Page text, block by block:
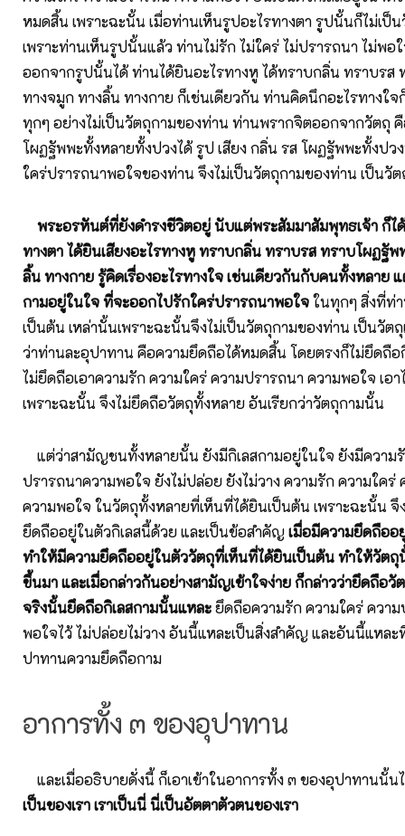
หมดสิ้น เพราะฉะนั้น เมื่อท่านเห็นรูปอะไรทางตา รูปนั้นก็ไม่เป็
เพราะท่านเห็นรูปนั้นแล้ว ท่านไม่รัก ไม่ใคร่ ไม่ปรารถนา ไม่พอ
ออกจากรูปนั้นได้ ท่านได้ยินอะไรทางหู ได้ทราบกลิ่น ทราบรส
ทางจมูก ทางลิ้น ทางกาย ก็เช่นเดียวกัน ท่านคิดนึกอะไรทางใจ
ทุกๆ อย่างไม่เป็นวัตถุกามของท่าน ท่านพรากจิตออกจากวัตถุ
โผฏฐัพพะทั้งหลายทั้งปวงได้ รูป เสียง กลิ่น รส โผฏฐัพพะทั้งปว
ใคร่ปรารถนาพอใจของท่าน จึงไม่เป็นวัตถุกามของท่าน เป็นวัต
พระอรหันต์ที่ยังดำรงชีวิตอยู่ นับแต่พระสัมมาสัมพุทธเจ้า ก็ไ
ทางตา ได้ยินเสียงอะไรทางหู ทราบกลิ่น ทราบรส ทราบโผฏฐัพ
ลิ้น ทางกาย รู้คิดเรื่องอะไรทางใจ เช่นเดียวกันกับคนทั้งหลาย
กามอยู่ในใจ ที่จะออกไปรักใคร่ปรารถนาพอใจในทุกๆ สิ่งที่ท่
เป็นต้น เหล่านั้นเพราะฉะนั้นจึงไม่เป็นวัตถุกามของท่าน เป็นวัต
ว่าท่านละอุปาทาน คือความยึดถือได้หมดสิ้น โดยตรงก็ไม่ยึดถือ
ไม่ยึดถือเอาความรัก ความใคร่ ความปรารถนา ความพอใจ เอ
เพราะฉะนั้น จึงไม่ยึดถือวัตถุทั้งหลาย อันเรียกว่าวัตถุกามนั้น
แต่ว่าสามัญชนทั้งหลายนั้น ยังมีกิเลสกามอยู่ในใจ ยังมีความ
ปรารถนาความพอใจ ยังไม่ปล่อย ยังไม่วาง ความรัก ความใคร่
ความพอใจ ในวัตถุทั้งหลายที่เห็นที่ได้ยินเป็นต้น เพราะฉะนั้น จึ
ยึดถืออยู่ในตัวกิเลสนี้ด้วย และเป็นข้อสำคัญเมื่อมีความยึดถืออ
ทำให้มีความยึดถืออยู่ในตัววัตถุที่เห็นที่ได้ยินเป็นต้น ทำให้วัตถุ
ขึ้นมา และเมื่อกล่าวกันอย่างสามัญเข้าใจง่าย ก็กล่าวว่ายึดถือ
จริงนั้นยึดถือกิเลสกามนั้นแหละยึดถือความรัก ความใคร่ ควา
พอใจไว้ ไม่ปล่อยไม่วาง อันนี้แหละเป็นสิ่งสำคัญ และอันนี้แหละ
ปาทานความยึดถือกาม
อาการทั้ง ๓ ของอุปาทาน
และเมื่ออธิบายดั่งนี้ ก็เอาเข้าในอาการทั้ง ๓ ของอุปาทานนั้
เป็นของเรา เราเป็นนี่ นี่เป็นอัตตาตัวตนของเรา